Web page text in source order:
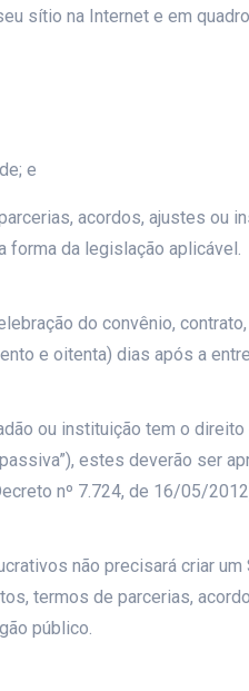
sítio na Internet e em
e
acordos, ajustes
forma da legislação aplicável.
do convênio,
e oitenta) dias após a
ou instituição tem o
estes deverão ser
nº 7.724, de 16/05/
não precisará criar
termos de parcerias,
público.